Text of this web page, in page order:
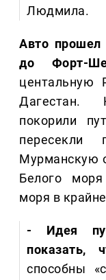
Людмила.
Авто прошел
до Форт-
центальную
Дагестан.
покорили
Мурманскую
Белого
моря в
- Идея
показать,
способны